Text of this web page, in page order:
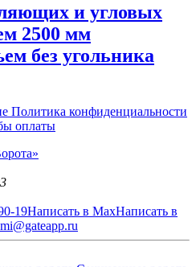
и угловых
2500 мм
без угольника
Политика конфиденциальности
оплаты
19Написать в MaxНаписать в
i@gateapp.ru